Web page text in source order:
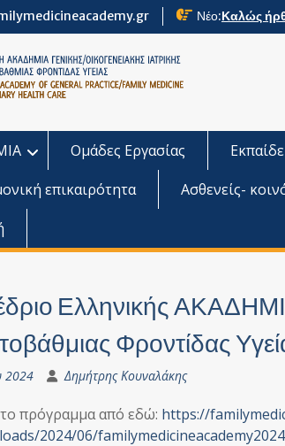
Νέο:Καλώς
Ομάδες Εργασίας
επικαιρότητα
Ασθενείς-
Ελληνικής
Φροντίδας
2024 Δημήτρης Κουναλάκης
πρόγραμμα από εδώ: https://
2024/06/